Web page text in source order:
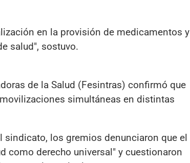
en la provisión de medicamentos y
salud", sostuvo.
de la Salud (Fesintras) confirmó que
simultáneas en distintas
sindicato, los gremios denunciaron que el
como derecho universal" y cuestionaron